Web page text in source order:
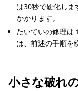
は30秒で硬化し
かかります。
たいていの修理は
は、前述の手順を
小さな破れ